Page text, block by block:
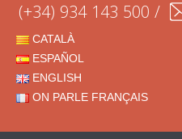
(+34) 934 143 500 /
CATALÀ
ESPAÑOL
ENGLISH
ON PARLE FRANÇAIS